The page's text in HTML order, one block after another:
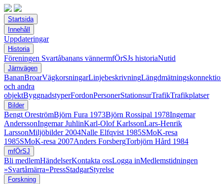
Startsida
Innehåll
Uppdateringar
Historia
Föreningen Svartåbanans vännermfÖrSJs historiaNutid
Järnvägen
BananBroarVägkorsningarLinjebeskrivning
och andra
objektByggnadstyperFordonPersonerStationsurTrafikTrafikplatser
Bilder
Bengt OreströmBjörn Fura 1973Björn Rossipal 1978Ingemar
AnderssonIngemar JuhlinKarl-Olof KarlssonLars-Henrik
LarssonMiljöbilder 2004Nalle Elfqvist 1985SMoK-resa
1985SMoK-resa 2007Anders ForsbergTorbjörn Hård 1984
mfÖrSJ
Bli medlemHändelserKontakta ossLogga inMedlemstidningen
»Svartåmärra«PressStadgarStyrelse
Forskning